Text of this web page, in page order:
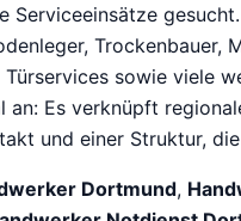
Serviceeinsätze
Trockenbauer,
sowie viele
Es verknüpft
und einer Struktur,
Dortmund,